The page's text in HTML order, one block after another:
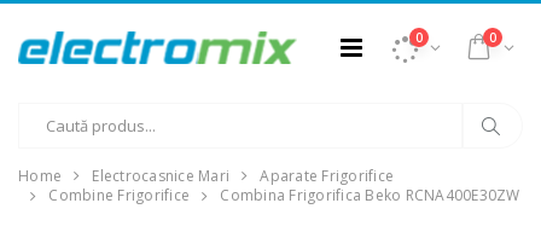
0 0
Home Electrocasnice Mari
Aparate Frigorifice
Combine Frigorifice
Combina Frigorifica Beko RCNA400E30ZW